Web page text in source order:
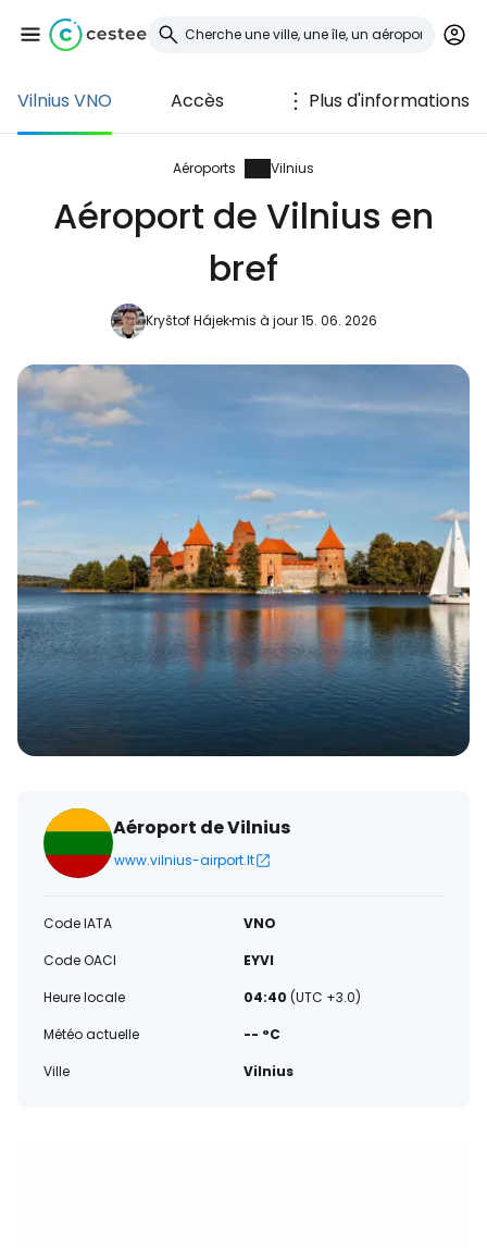
Vilnius VNO Accès Plus d'informations
Aéroports Vilnius
Aéroport de Vilnius en
bref
Kryštof Hájekmis à jour 15. 06. 2026
Aéroport de Vilnius
www.vilnius-airport.lt
Code IATA
VNO
Code OACI
EYVI
Heure locale
04:40 (UTC +3.0)
Météo actuelle
-- °C
Ville
Vilnius
Se connecter à
Cestee
... la communauté mondiale des voyageurs
Continuer avec Facebook
Poursuivre avec le courrier
électronique